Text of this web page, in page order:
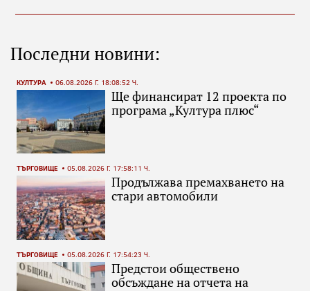
Последни новини:
КУЛТУРА 06.08.2026 Г. 18:08:52 Ч.
Ще финансират 12 проекта по
програма „Култура плюс“
ТЪРГОВИЩЕ 05.08.2026 Г. 17:58:11 Ч.
Продължава премахването на
стари автомобили
ТЪРГОВИЩЕ 05.08.2026 Г. 17:54:23 Ч.
Предстои обществено
обсъждане на отчета на